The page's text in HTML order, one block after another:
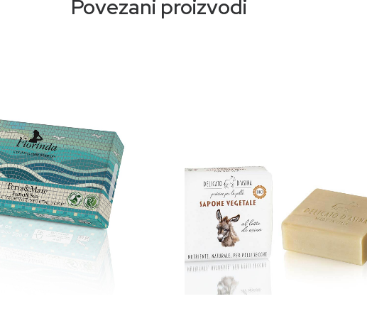
Povezani proizvodi